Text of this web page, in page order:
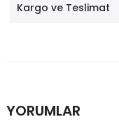
Kargo ve Teslimat
YORUMLAR